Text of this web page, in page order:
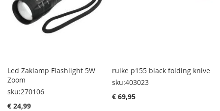
Led Zaklamp Flashlight 5W
Zoom
sku:270106
€ 24,99
ruike p155 black folding knive
sku:403023
€ 69,95